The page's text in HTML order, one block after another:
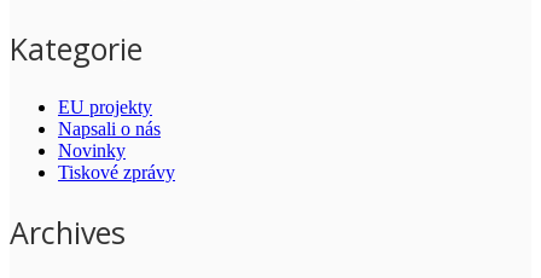
Kategorie
EU projekty
Napsali o nás
Novinky
Tiskové zprávy
Archives